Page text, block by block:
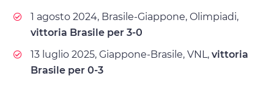
1 agosto 2024, Brasile-Giappone, Olimpiadi,
vittoria Brasile per 3-0
13 luglio 2025, Giappone-Brasile, VNL, vittoria
Brasile per 0-3